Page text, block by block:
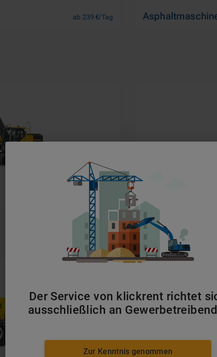
ab 239 €/Tag
ab 176 €/Tag
Der Service von klickrent richtet
ausschließlich an
Zur Kenntnis genommen